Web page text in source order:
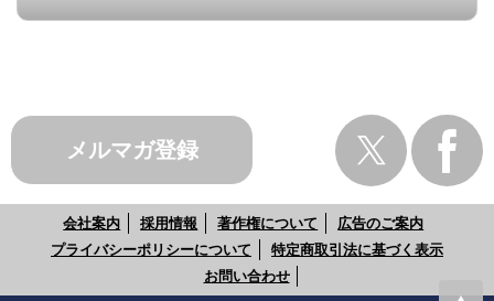
メルマガ登録
会社案内 採用情報 著作権について
広告のご案内
プライバシーポリシーについて
特定商取引法に基づく表示
お問い合わせ